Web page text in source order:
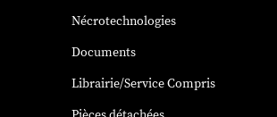
Nécrotechnologies
Documents
Librairie/Service Compris